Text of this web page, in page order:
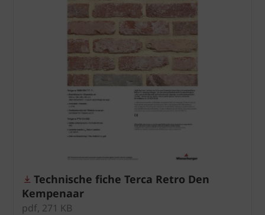
Technische fiche Terca Retro Den
Kempenaar
pdf, 271 KB